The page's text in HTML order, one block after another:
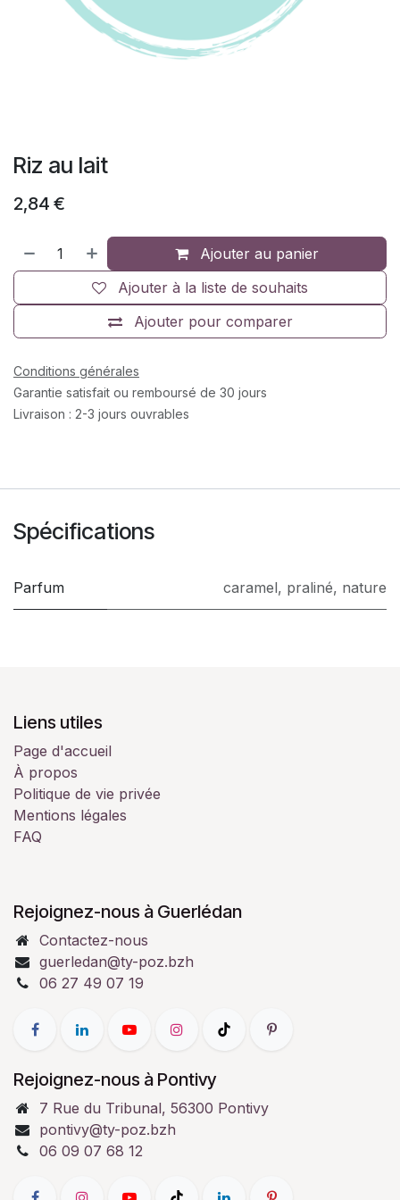
Riz au lait
2,84 €
Ajouter au panier
Ajouter pour comparer
Ajouter à la liste de souhaits
Conditions générales
Garantie satisfait ou remboursé de 30 jours
Livraison : 2-3 jours ouvrables
Spécifications
Parfum caramel, praliné, nature
Liens utiles
Page d'accueil
À propos
Politique de vie privée
Mentions légales
FAQ
Rejoignez-nous à Guerlédan
Contactez-nous
guerledan@ty-poz.bzh
06 27 49 07 19
Rejoignez-nous à Pontivy
7 Rue du Tribunal, 56300 Pontivy
pontivy@ty-poz.bzh
06 09 07 68 12